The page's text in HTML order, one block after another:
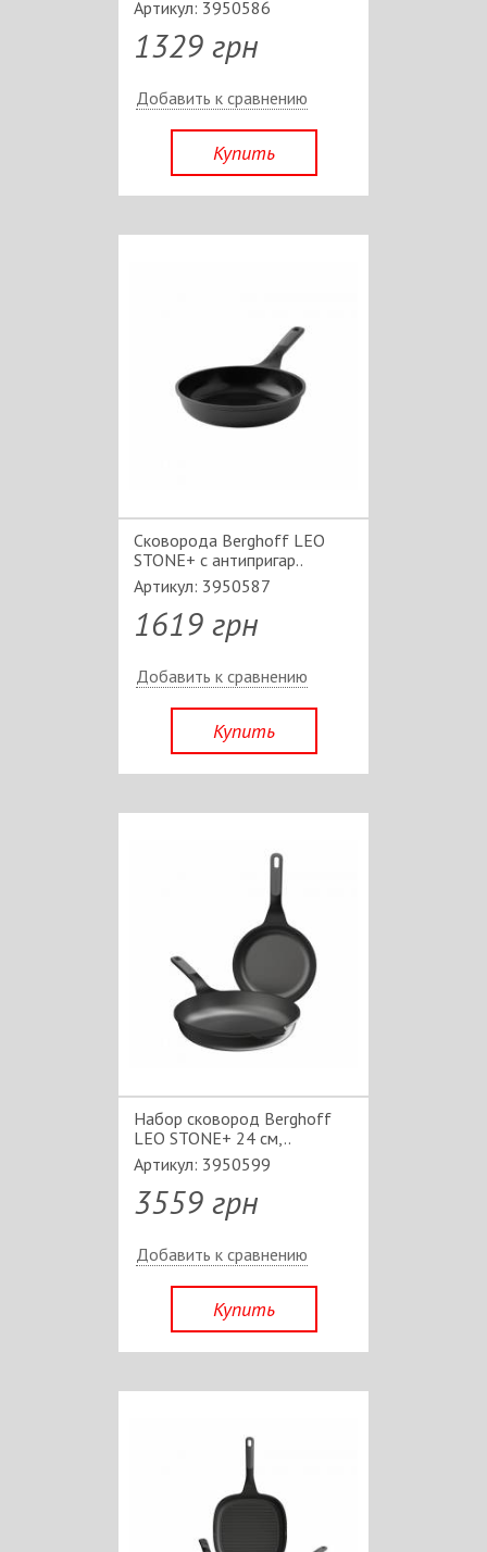
Артикул: 3950586
1329 грн
Добавить к сравнению
Купить
Сковорода Berghoff LEO
STONE+ с антипригар..
Артикул: 3950587
1619 грн
Добавить к сравнению
Купить
Набор сковород Berghoff
LEO STONE+ 24 см,..
Артикул: 3950599
3559 грн
Добавить к сравнению
Купить